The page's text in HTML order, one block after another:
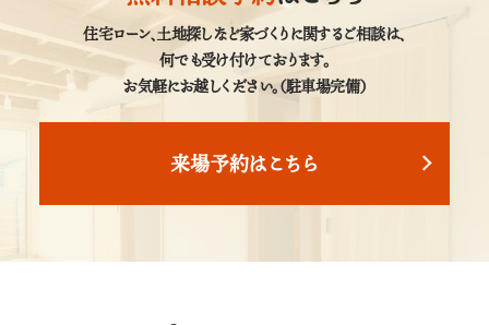
住宅ローン、土地探しなど家づくりに関するご相談は、
何でも受け付けております。
お気軽にお越しください。（駐車場完備）
来場予約はこちら